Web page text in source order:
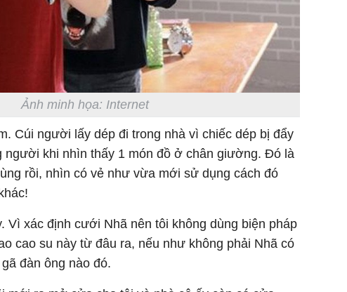
Ảnh minh họa: Internet
Cúi người lấy dép đi trong nhà vì chiếc dép bị đẩy
người khi nhìn thấy 1 món đồ ở chân giường. Đó là
rồi, nhìn có vẻ như vừa mới sử dụng cách đó
Vì xác định cưới Nhã nên tôi không dùng biện pháp
cao su này từ đâu ra, nếu như không phải Nhã có
đàn ông nào đó.